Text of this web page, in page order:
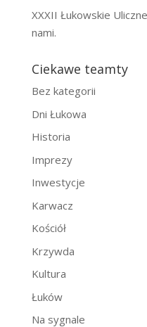
XXXII Łukowskie
nami.
Ciekawe teamty
Bez kategorii
Dni Łukowa
Historia
Imprezy
Inwestycje
Karwacz
Kościół
Krzywda
Kultura
Łuków
Na sygnale